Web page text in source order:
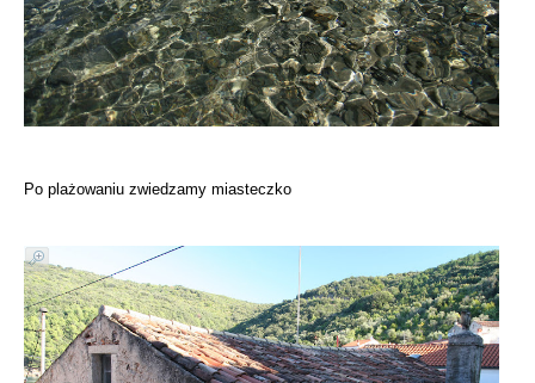
Po plażowaniu zwiedzamy miasteczko